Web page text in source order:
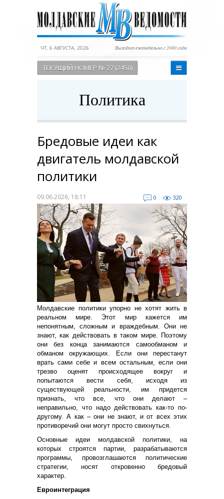
ЧТ, 6 АВГУСТА, 2026 Выходит еженедельно с 2000 года
ТЕКУЩИЙ НОМЕР № 27 (2450)
Политика
Бредовые идеи как
двигатель молдавской
политики
09.06.2026, 18:11 0 320
Молдавские политики упорно не хотят жить в
реальном мире. Этот мир кажется им
непонятным, сложным и враждебным. Они не
знают, как действовать в таком мире. Поэтому
они без конца занимаются самообманом и
обманом окружающих. Если они перестанут
врать сами себе и всем остальным, если они
трезво оценят происходящее вокруг и
попытаются вести себя, исходя из
существующей реальности, им придется
признать, что все, что они делают –
неправильно, что надо действовать как-то по-
другому. А как – они не знают, и от всех этих
противоречий они могут просто свихнуться.
Основные идеи молдавской политики, на
которых строятся партии, разрабатываются
программы, провозглашаются политические
стратегии, носят откровенно бредовый
характер.
Евроинтеграция